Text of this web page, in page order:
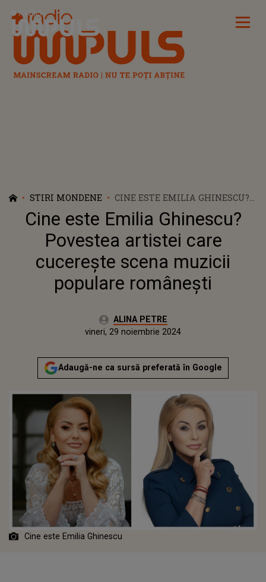
Radio Impuls
STIRI MONDENE
CINE ESTE EMILIA GHINESCU?
POVESTEA ARTISTEI CARE
CUCEREȘTE SCENA MUZICII
POPULARE ROMÂNEȘTI
Cine este Emilia Ghinescu?
Povestea artistei care
cucerește scena muzicii
populare românești
Autor:ALINA PETRE
vineri, 29 noiembrie 2024Actualizat:
vineri, 29 noiembrie 2024
Adaugă-ne ca sursă preferată în Google
Cine este Emilia Ghinescu